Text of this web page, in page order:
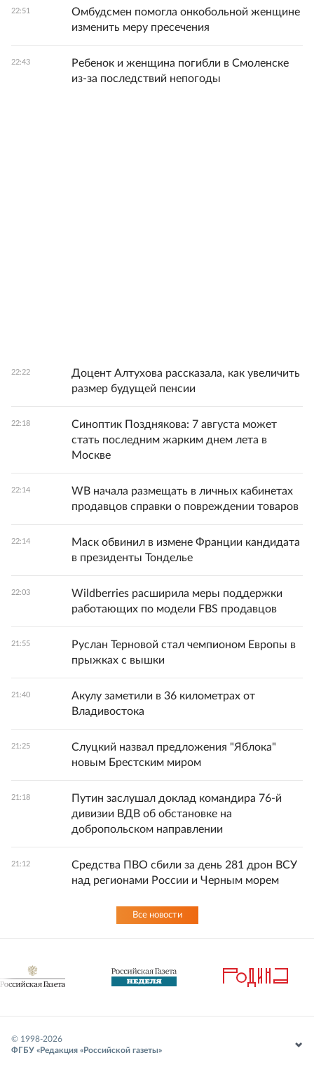
22:51
Омбудсмен помогла онкобольной женщине
изменить меру пресечения
22:43
Ребенок и женщина погибли в Смоленске
из-за последствий непогоды
22:22
Доцент Алтухова рассказала, как увеличить
размер будущей пенсии
22:18
Синоптик Позднякова: 7 августа может
стать последним жарким днем лета в
Москве
22:14
WB начала размещать в личных кабинетах
продавцов справки о повреждении товаров
22:14
Маск обвинил в измене Франции кандидата
в президенты Тонделье
22:03
Wildberries расширила меры поддержки
работающих по модели FBS продавцов
21:55
Руслан Терновой стал чемпионом Европы в
прыжках с вышки
21:40
Акулу заметили в 36 километрах от
Владивостока
21:25
Слуцкий назвал предложения "Яблока"
новым Брестским миром
21:18
Путин заслушал доклад командира 76-й
дивизии ВДВ об обстановке на
добропольском направлении
21:12
Средства ПВО сбили за день 281 дрон ВСУ
над регионами России и Черным морем
Все новости
© 1998-2026
ФГБУ «Редакция «Российской газеты»